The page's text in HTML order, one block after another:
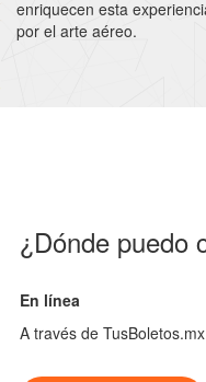
enriquecen esta
por el arte aéreo.
¿Dónde puedo
En línea
A través de TusBoletos.mx